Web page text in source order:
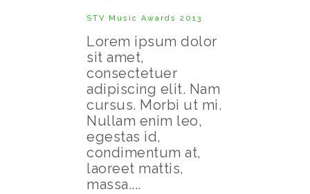
STV Music Awards 2013
Lorem ipsum dolor
sit amet,
consectetuer
adipiscing elit. Nam
cursus. Morbi ut mi.
Nullam enim leo,
egestas id,
condimentum at,
laoreet mattis,
massa....